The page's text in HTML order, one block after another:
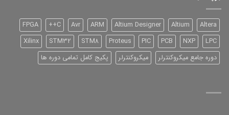
آن
Altera
Altium
Altium Designer
ARM
Avr
C++
FPGA
LPC
NXP
PCB
PIC
Proteus
STM8
STM32
Xilinx
دوره جامع میکروکنترلر
میکروکنترلر پکیج کامل تمامی دوره ها